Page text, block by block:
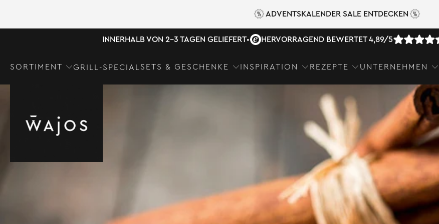
ADVENTSKALENDER SALE ENTDECKEN
INNERHALB VON 2-3 TAGEN GELIEFERT• HERVORRAGEND BEWERTET 4,89/5
SORTIMENT GRILL-SPECIAL SETS & GESCHENKE INSPIRATION REZEPTE UNTERNEHMEN